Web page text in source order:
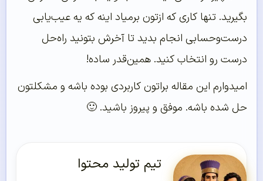
بگیرید. تنها کاری که ازتون برمیاد اینه که یه عیب‌یابی
درست‌وحسابی انجام بدید تا آخرش بتونید راه‌حل
درست رو انتخاب کنید. همین‌قدر ساده!
امیدوارم این مقاله براتون کاربردی بوده باشه و مشکلتون
حل شده باشه. موفق و پیروز باشید. 🙂
تیم تولید محتوا